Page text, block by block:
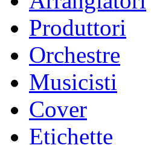
Produttori
Orchestre
Musicisti
Cover
Etichette